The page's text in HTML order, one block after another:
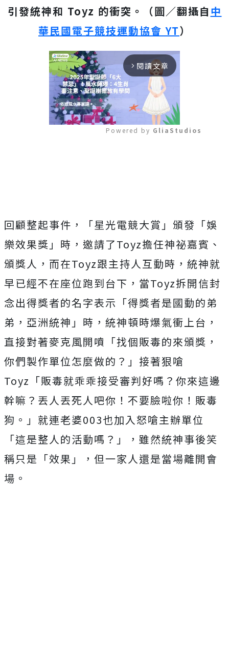
引發統神和 Toyz 的衝突。（圖／翻攝自 中
華民國電子競技運動協會 YT）
arrow_forward_ios 閱讀文章
Powered by GliaStudios
回顧整起事件，「星光電競大賞」頒發「娛
樂效果獎」時，邀請了Toyz擔任神祕嘉賓、
頒獎人，而在Toyz跟主持人互動時，統神就
早已經不在座位跑到台下，當Toyz拆開信封
念出得獎者的名字表示「得獎者是國動的弟
弟，亞洲統神」時 ，統神頓時爆氣衝上台，
直接對著麥克風開噴「找個販毒的來頒獎，
你們製作單位怎麼做的？」接著狠嗆
Toyz「販毒就乖乖接受審判好嗎？你來這邊
幹嘛？丟人丟死人吧你！不要臉啦你！販毒
狗。」就連老婆003也加入怒嗆主辦單位
「這是整人的活動嗎？」，雖然統神事後笑
稱只是「效果」，但一家人還是當場離開會
場。